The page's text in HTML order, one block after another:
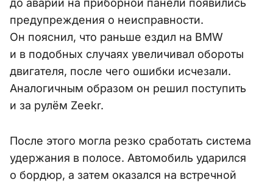
до аварии на приборной панели появились
предупреждения о неисправности.
Он пояснил, что раньше ездил на BMW
и в подобных случаях увеличивал обороты
двигателя, после чего ошибки исчезали.
Аналогичным образом он решил поступить
и за рулём Zeekr.
После этого могла резко сработать система
удержания в полосе. Автомобиль ударился
о бордюр, а затем оказался на встречной